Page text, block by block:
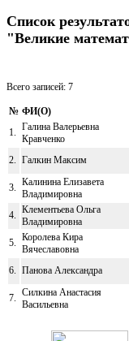
Список
"Великие
Всего записей: 7
№ ФИ(O)
1. Галина Валерьевна
Кравченко
2. Галкин Максим
3. Калинина Елизавета
Владимировна
4. Клементьева Ольга
Владимировна
5. Королева Кира
Вячеславовна
6. Панова Александра
7. Силкина Анастасия
Васильевна